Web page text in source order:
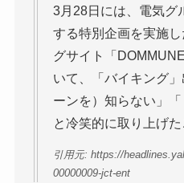
3月28日には、電気グ
する特別企画を実施
グサイト「
いて、「バイキング
ーンを）知らない」
と冷笑的に取り上げた
引用元: https://
00000009-jct-ent